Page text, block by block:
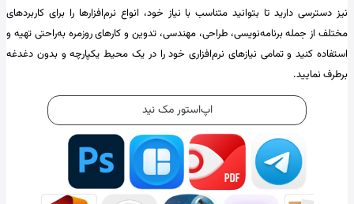
نیز دسترسی دارید تا بتوانید متناسب با نیاز خود، انواع نرم‌افزارها را برای کاربردهای
مختلف از جمله برنامه‌نویسی، طراحی، مهندسی، تدوین و کارهای روزمره به‌راحتی تهیه و
استفاده کنید و تمامی نیازهای نرم‌افزاری خود را در یک محیط یکپارچه و بدون دغدغه
برطرف نمایید.
اپ‌استور مک نید